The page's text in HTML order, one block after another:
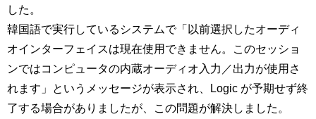
した。
韓国語で実行しているシステムで「以前選択したオーディ
オインターフェイスは現在使用できません。このセッショ
ンではコンピュータの内蔵オーディオ入力／出力が使用さ
れます」というメッセージが表示され、Logic が予期せず終
了する場合がありましたが、この問題が解決しました。